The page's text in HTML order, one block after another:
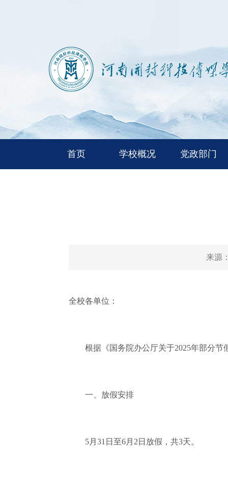
首页 学校概况 党政部门
来源
全校各单位：
根据《国务院办公厅关于2025年部分节
一、放假安排
5月31日至6月2日放假，共3天。